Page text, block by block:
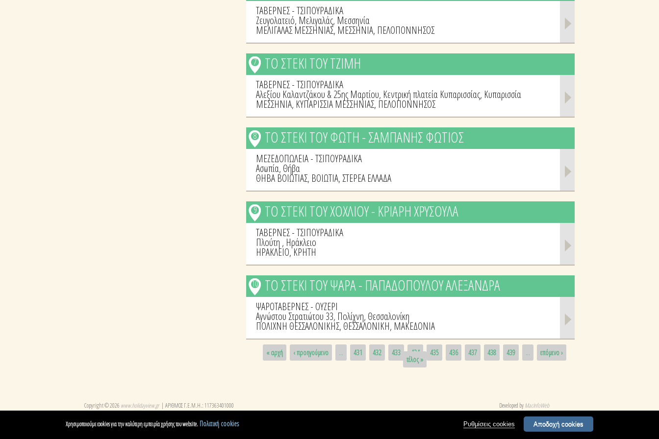
ΤΑΒΕΡΝΕΣ - ΤΣΙΠΟΥΡΑΔΙΚΑ
Ζευγολατειό, Μελιγαλάς, Μεσσηνία
ΜΕΛΙΓΑΛΑΣ ΜΕΣΣΗΝΙΑΣ, ΜΕΣΣΗΝΙΑ, ΠΕΛΟΠΟΝΝΗΣΟΣ
ΤΟ ΣΤΕΚΙ ΤΟΥ ΤΖΙΜΗ
7
ΤΑΒΕΡΝΕΣ - ΤΣΙΠΟΥΡΑΔΙΚΑ
Αλεξίου Καλαντζάκου & 25ης Μαρτίου, Κεντρική πλατεία Κυπαρισσίας, Κυπαρισσία
ΜΕΣΣΗΝΙΑ, ΚΥΠΑΡΙΣΣΙΑ ΜΕΣΣΗΝΙΑΣ, ΠΕΛΟΠΟΝΝΗΣΟΣ
ΤΟ ΣΤΕΚΙ ΤΟΥ ΦΩΤΗ - ΣΑΜΠΑΝΗΣ ΦΩΤΙΟΣ
8
ΜΕΖΕΔΟΠΩΛΕΙΑ - ΤΣΙΠΟΥΡΑΔΙΚΑ
Ασωπία, Θήβα
ΘΗΒΑ ΒΟΙΩΤΙΑΣ, ΒΟΙΩΤΙΑ, ΣΤΕΡΕΑ ΕΛΛΑΔΑ
ΤΟ ΣΤΕΚΙ ΤΟΥ ΧΟΧΛΙΟΥ - ΚΡΙΑΡΗ ΧΡΥΣΟΥΛΑ
9
ΤΑΒΕΡΝΕΣ - ΤΣΙΠΟΥΡΑΔΙΚΑ
Πλούτη , Ηράκλειο
ΗΡΑΚΛΕΙΟ,ΚΡΗΤΗ
ΤΟ ΣΤΕΚΙ ΤΟΥ ΨΑΡΑ - ΠΑΠΑΔΟΠΟΥΛΟΥ ΑΛΕΞΑΝΔΡΑ
10
ΨΑΡΟΤΑΒΕΡΝΕΣ - ΟΥΖΕΡΙ
Αγνώστου Στρατιώτου 33, Πολίχνη, Θεσσαλονίκη
ΠΟΛΙΧΝΗ ΘΕΣΣΑΛΟΝΙΚΗΣ, ΘΕΣΣΑΛΟΝΙΚΗ, ΜΑΚΕΔΟΝΙΑ
« αρχή ‹ προηγούμενο … 431 432 433 434 435 436 437 438 439 … επόμενο ›
τέλος »
Copyright © 2026 www.holidayview.gr ΑΡΙΘΜΟΣ Γ.Ε.Μ.Η.: 117363401000 Developed byMacInfoWeb
Χρησιμοποιούμε cookies για την καλύτερη εμπειρία χρήσης του website. Πολιτική cookies Ρυθμίσεις cookies Αποδοχή cookies